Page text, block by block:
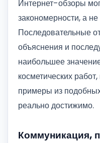
Интернет-обзоры
закономерности, а
Последовательные
объяснения и
наибольшее
косметических
примеры из
реально достижимо.
Коммуникация,